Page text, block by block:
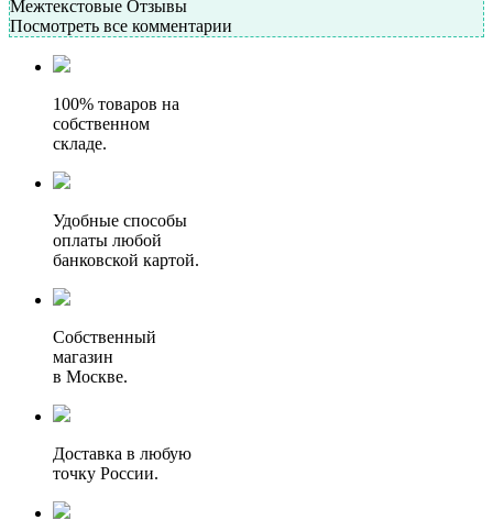
Межтекстовые Отзывы
Посмотреть все комментарии
100% товаров на
собственном
складе.
Удобные способы
оплаты любой
банковской картой.
Собственный
магазин
в Москве.
Доставка в любую
точку России.